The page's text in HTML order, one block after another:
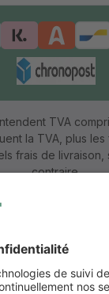
TVA
la TVA, plus
frais de livraison,
contraire.
formulaire de
informations